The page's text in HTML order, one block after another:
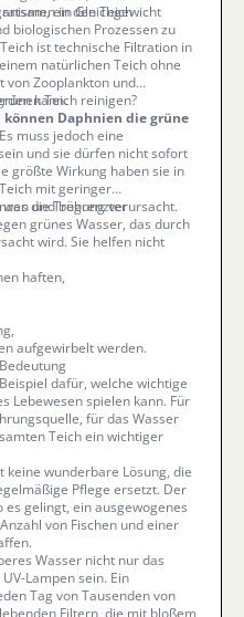
in den Teich
ein Gleichgewicht
biologischen Prozessen zu
ist technische Filtration in
natürlichen Teich ohne
von Zooplankton und
kann.
Teich reinigen?
Daphnien die grüne
Es muss jedoch eine
und sie dürfen nicht sofort
größte Wirkung haben sie in
mit geringer
und begrenzter
die Trübung verursacht.
grünes Wasser, das durch
wird. Sie helfen nicht
haften,
aufgewirbelt werden.
dafür, welche wichtige
Lebewesen spielen kann. Für
für das Wasser
Teich ein wichtiger
keine wunderbare Lösung, die
Pflege ersetzt. Der
gelingt, ein ausgewogenes
von Fischen und einer
Wasser nicht nur das
Lampen sein. Ein
Tag von Tausenden von
Filtern, die mit bloßem